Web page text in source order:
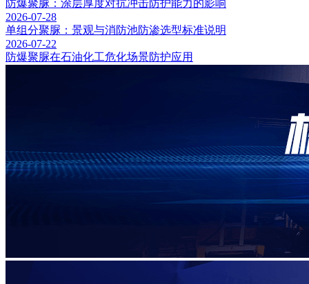
防爆聚脲：涂层厚度对抗冲击防护能力的影响
2026-07-28
单组分聚脲：景观与消防池防渗选型标准说明
2026-07-22
防爆聚脲在石油化工危化场景防护应用